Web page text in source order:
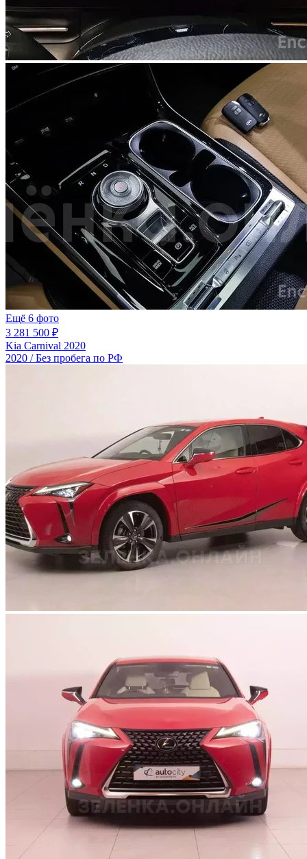
Ещё 6 фото
3 281 500 ₽
Kia Carnival 2020
2020 / Без пробега по РФ